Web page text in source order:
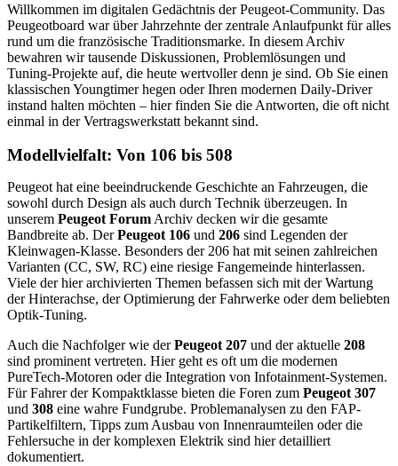
Willkommen im digitalen Gedächtnis der Peugeot-Community. Das
Peugeotboard war über Jahrzehnte der zentrale Anlaufpunkt für alles
rund um die französische Traditionsmarke. In diesem Archiv
bewahren wir tausende Diskussionen, Problemlösungen und
Tuning-Projekte auf, die heute wertvoller denn je sind. Ob Sie einen
klassischen Youngtimer hegen oder Ihren modernen Daily-Driver
instand halten möchten – hier finden Sie die Antworten, die oft nicht
einmal in der Vertragswerkstatt bekannt sind.
Modellvielfalt: Von 106 bis 508
Peugeot hat eine beeindruckende Geschichte an Fahrzeugen, die
sowohl durch Design als auch durch Technik überzeugen. In
unserem Peugeot ForumArchiv decken wir die gesamte
Bandbreite ab. DerPeugeot 106 und 206 sind Legenden der
Kleinwagen-Klasse. Besonders der 206 hat mit seinen zahlreichen
Varianten (CC, SW, RC) eine riesige Fangemeinde hinterlassen.
Viele der hier archivierten Themen befassen sich mit der Wartung
der Hinterachse, der Optimierung der Fahrwerke oder dem beliebten
Optik-Tuning.
Auch die Nachfolger wie derPeugeot 207 und der aktuelle 208
sind prominent vertreten. Hier geht es oft um die modernen
PureTech-Motoren oder die Integration von Infotainment-Systemen.
Für Fahrer der Kompaktklasse bieten die Foren zum Peugeot 307
und 308 eine wahre Fundgrube. Problemanalysen zu den FAP-
Partikelfiltern, Tipps zum Ausbau von Innenraumteilen oder die
Fehlersuche in der komplexen Elektrik sind hier detailliert
dokumentiert.